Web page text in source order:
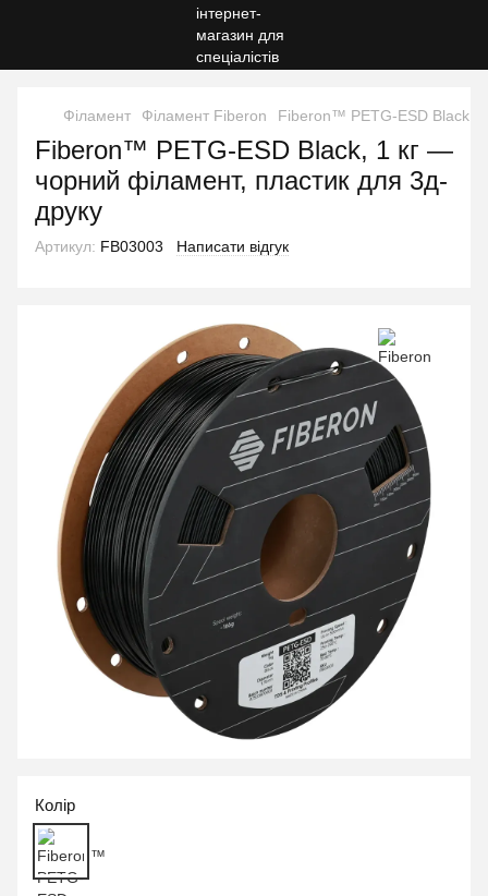
Філамент Філамент Fiberon Fiberon™ PETG-ESD Black,
Fiberon™ PETG-ESD Black, 1 кг —
чорний філамент, пластик для 3д-
друку
Артикул: FB03003 Написати відгук
Колір